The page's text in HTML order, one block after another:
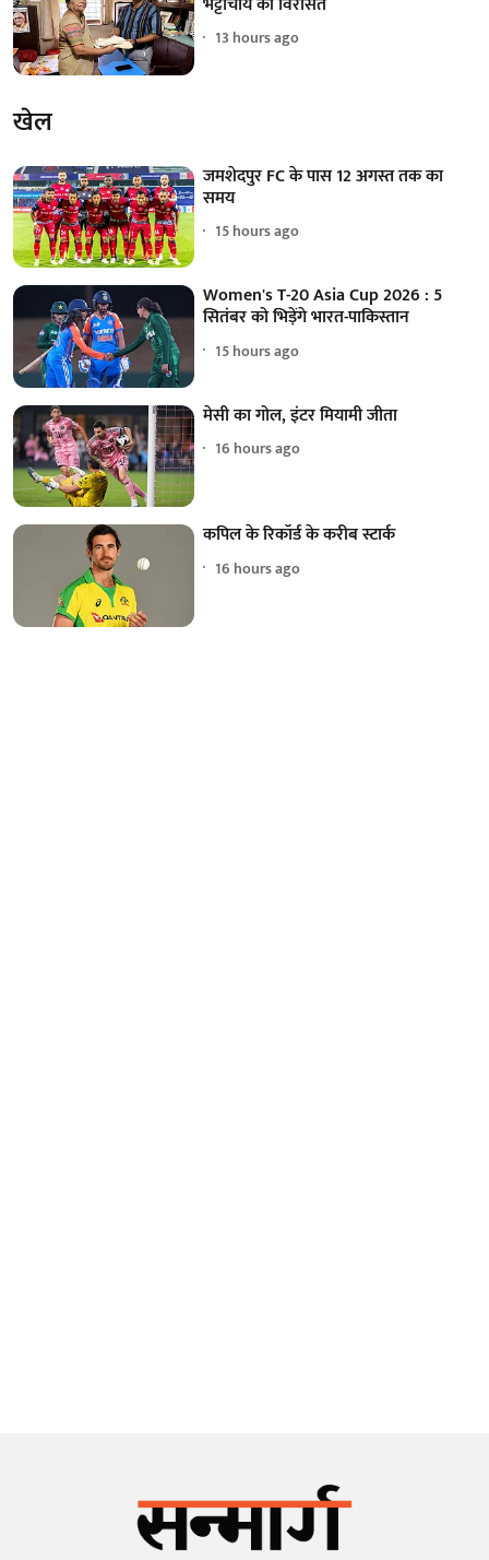
13 hours ago
खेल
जमशेदपुर FC के पास 12 अगस्त तक का
समय
15 hours ago
Women's T-20 Asia Cup 2026 : 5
सितंबर को भिड़ेंगे भारत-पाकिस्तान
15 hours ago
मेसी का गोल, इंटर मियामी जीता
16 hours ago
कपिल के रिकॉर्ड के करीब स्टार्क
16 hours ago